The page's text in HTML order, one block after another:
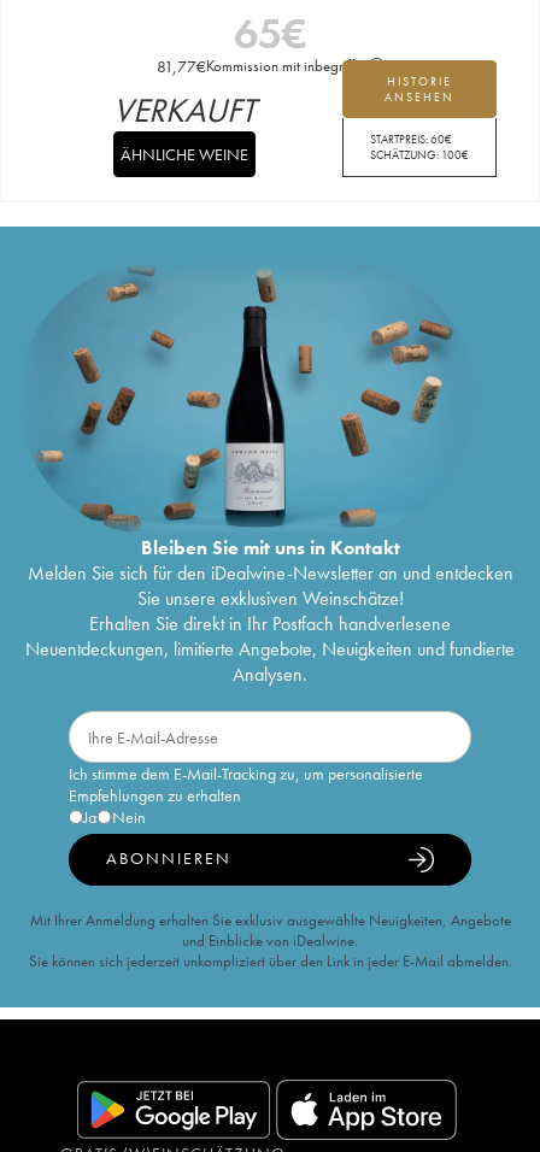
65€
81,77€Kommission mit inbegriffen
HISTORIE
ANSEHEN
STARTPREIS:60€
SCHÄTZUNG: 100€
VERKAUFT
ÄHNLICHE WEINE
Bleiben Sie mit uns in Kontakt
Melden Sie sich für den iDealwine-Newsletter an und entdecken
Sie unsere exklusiven Weinschätze!
Erhalten Sie direkt in Ihr Postfach handverlesene
Neuentdeckungen, limitierte Angebote, Neuigkeiten und fundierte
Analysen.
Ich stimme dem E-Mail-Tracking zu, um personalisierte
Empfehlungen zu erhalten
Ja
Nein
ABONNIEREN
Mit Ihrer Anmeldung erhalten Sie exklusiv ausgewählte Neuigkeiten, Angebote
und Einblicke von iDealwine.
Sie können sich jederzeit unkompliziert über den Link in jeder E-Mail abmelden.